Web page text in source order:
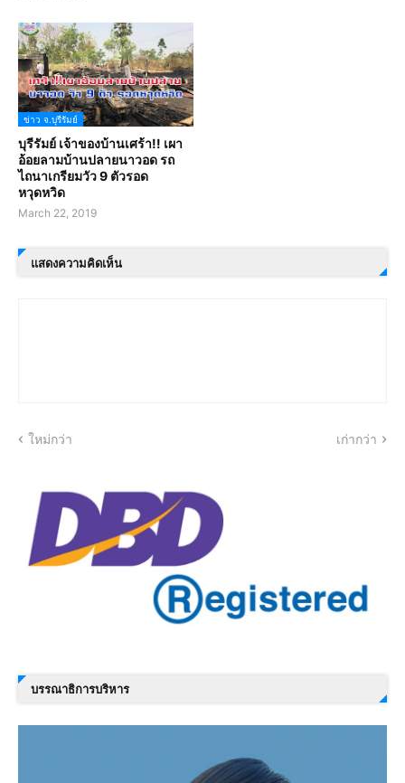
ข่าว จ.บุรีรัมย์
บุรีรัมย์ เจ้าของบ้านเศร้า!! เผา
อ้อยลามบ้านปลายนาวอด รถ
ไถนาเกรียมวัว 9 ตัวรอด
หวุดหวิด
March 22, 2019
แสดงความคิดเห็น
ใหม่กว่า เก่ากว่า
บรรณาธิการบริหาร